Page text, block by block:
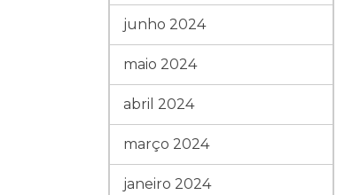
junho 2024
maio 2024
abril 2024
março 2024
janeiro 2024